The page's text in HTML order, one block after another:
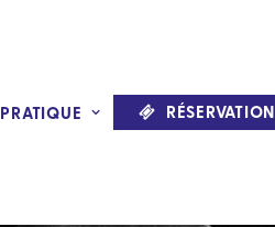
PRATIQUE RÉSERVATION